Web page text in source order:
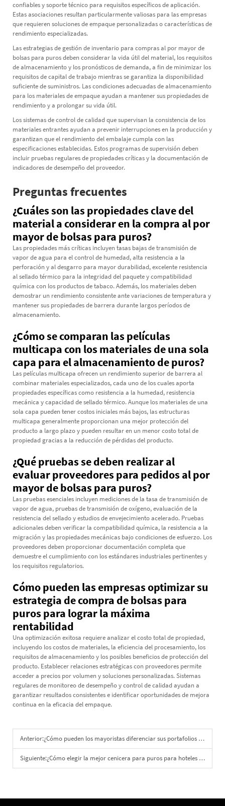
confiables y soporte técnico para requisitos específicos de aplicación.
Estas asociaciones resultan particularmente valiosas para las empresas
que requieren soluciones de empaque personalizadas o características de
rendimiento especializadas.
Las estrategias de gestión de inventario para compras al por mayor de
bolsas para puros deben considerar la vida útil del material, los requisitos
de almacenamiento y los pronósticos de demanda, a fin de minimizar los
requisitos de capital de trabajo mientras se garantiza la disponibilidad
suficiente de suministros. Las condiciones adecuadas de almacenamiento
para los materiales de empaque ayudan a mantener sus propiedades de
rendimiento y a prolongar su vida útil.
Los sistemas de control de calidad que supervisan la consistencia de los
materiales entrantes ayudan a prevenir interrupciones en la producción y
garantizan que el rendimiento del embalaje cumpla con las
especificaciones establecidas. Estos programas de supervisión deben
incluir pruebas regulares de propiedades críticas y la documentación de
indicadores de desempeño del proveedor.
Preguntas frecuentes
¿Cuáles son las propiedades clave del
material a considerar en la compra al por
mayor de bolsas para puros?
Las propiedades más críticas incluyen tasas bajas de transmisión de
vapor de agua para el control de humedad, alta resistencia a la
perforación y al desgarro para mayor durabilidad, excelente resistencia
al sellado térmico para la integridad del paquete y compatibilidad
química con los productos de tabaco. Además, los materiales deben
demostrar un rendimiento consistente ante variaciones de temperatura y
mantener sus propiedades de barrera durante largos períodos de
almacenamiento.
¿Cómo se comparan las películas
multicapa con los materiales de una sola
capa para el almacenamiento de puros?
Las películas multicapa ofrecen un rendimiento superior de barrera al
combinar materiales especializados, cada uno de los cuales aporta
propiedades específicas como resistencia a la humedad, resistencia
mecánica y capacidad de sellado térmico. Aunque los materiales de una
sola capa pueden tener costos iniciales más bajos, las estructuras
multicapa generalmente proporcionan una mejor protección del
producto a largo plazo y pueden resultar en un menor costo total de
propiedad gracias a la reducción de pérdidas del producto.
¿Qué pruebas se deben realizar al
evaluar proveedores para pedidos al por
mayor de bolsas para puros?
Las pruebas esenciales incluyen mediciones de la tasa de transmisión de
vapor de agua, pruebas de transmisión de oxígeno, evaluación de la
resistencia del sellado y estudios de envejecimiento acelerado. Pruebas
adicionales deben verificar la compatibilidad química, la resistencia a la
migración y las propiedades mecánicas bajo condiciones de esfuerzo. Los
proveedores deben proporcionar documentación completa que
demuestre el cumplimiento con los estándares industriales pertinentes y
los requisitos regulatorios.
Cómo pueden las empresas optimizar su
estrategia de compra de bolsas para
puros para lograr la máxima
rentabilidad
Una optimización exitosa requiere analizar el costo total de propiedad,
incluyendo los costos de materiales, la eficiencia del procesamiento, los
requisitos de almacenamiento y los posibles beneficios de protección del
producto. Establecer relaciones estratégicas con proveedores permite
acceder a precios por volumen y soluciones personalizadas. Sistemas
regulares de monitoreo de desempeño y control de calidad ayudan a
garantizar resultados consistentes e identificar oportunidades de mejora
continua en la eficacia del empaque.
Anterior:¿Cómo pueden los mayoristas diferenciar sus portafolios con encendedores premium para puros?
Siguiente:¿Cómo elegir la mejor cenicera para puros para hoteles y tiendas de puros?